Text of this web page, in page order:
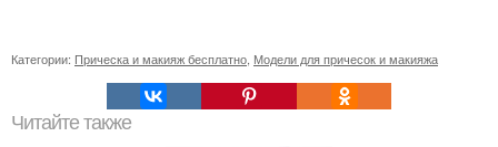
Категории: Прическа и макияж бесплатно Модели для причесок и макияжа
Читайте также